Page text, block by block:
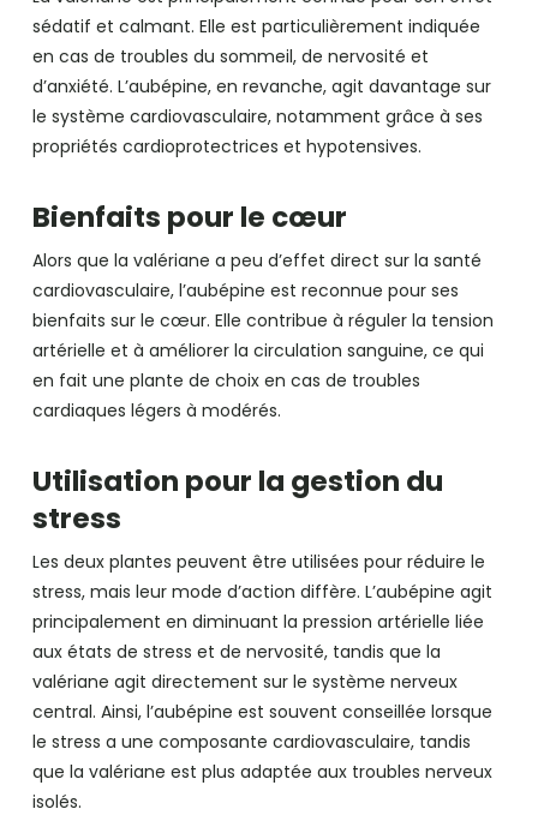
sédatif et calmant. Elle est particulièrement indiquée
en cas de troubles du sommeil, de nervosité et
d’anxiété. L’aubépine, en revanche, agit davantage sur
le système cardiovasculaire, notamment grâce à ses
propriétés cardioprotectrices et hypotensives.
Bienfaits pour le cœur
Alors que la valériane a peu d’effet direct sur la santé
cardiovasculaire, l’aubépine est reconnue pour ses
bienfaits sur le cœur. Elle contribue à réguler la tension
artérielle et à améliorer la circulation sanguine, ce qui
en fait une plante de choix en cas de troubles
cardiaques légers à modérés.
Utilisation pour la gestion du
stress
Les deux plantes peuvent être utilisées pour réduire le
stress, mais leur mode d’action diffère. L’aubépine agit
principalement en diminuant la pression artérielle liée
aux états de stress et de nervosité, tandis que la
valériane agit directement sur le système nerveux
central. Ainsi, l’aubépine est souvent conseillée lorsque
le stress a une composante cardiovasculaire, tandis
que la valériane est plus adaptée aux troubles nerveux
isolés.